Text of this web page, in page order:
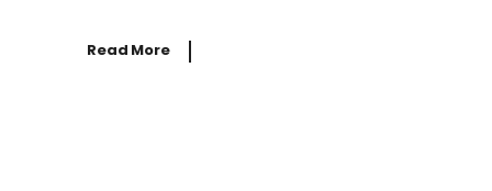
Read More